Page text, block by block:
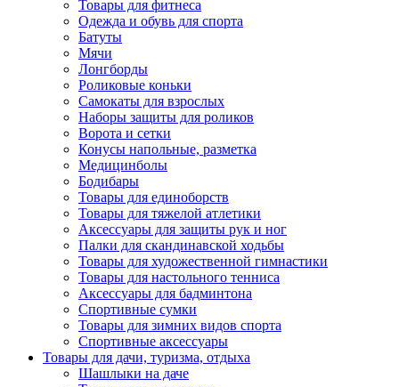
Товары для фитнеса
Одежда и обувь для спорта
Батуты
Мячи
Лонгборды
Роликовые коньки
Самокаты для взрослых
Наборы защиты для роликов
Ворота и сетки
Конусы напольные, разметка
Медицинболы
Бодибары
Товары для единоборств
Товары для тяжелой атлетики
Аксессуары для защиты рук и ног
Палки для скандинавской ходьбы
Товары для художественной гимнастики
Товары для настольного тенниса
Аксессуары для бадминтона
Спортивные сумки
Товары для зимних видов спорта
Спортивные аксессуары
Товары для дачи, туризма, отдыха
Шашлыки на даче